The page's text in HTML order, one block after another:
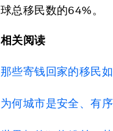
球总移民数的64%。
相关阅读
那些寄钱回家的移民
为何城市是安全、有